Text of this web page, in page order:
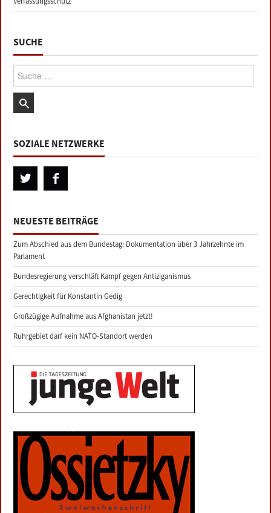
SUCHE
Suche:
SOZIALE NETZWERKE
NEUESTE BEITRÄGE
Zum Abschied aus dem Bundestag: Dokumentation über 3 Jahrzehnte im
Parlament
Bundesregierung verschläft Kampf gegen Antiziganismus
Gerechtigkeit für Konstantin Gedig
Großzügige Aufnahme aus Afghanistan jetzt!
Ruhrgebiet darf kein NATO-Standort werden